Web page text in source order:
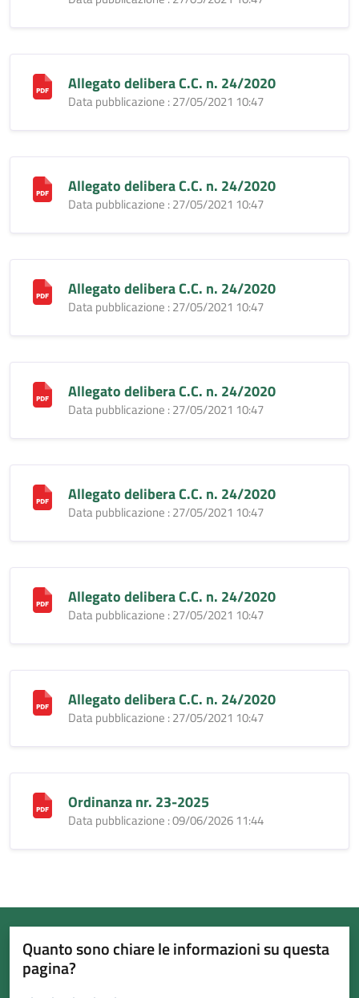
Allegato delibera C.C. n. 24/2020
Data pubblicazione : 27/05/2021 10:47
Allegato delibera C.C. n. 24/2020
Data pubblicazione : 27/05/2021 10:47
Allegato delibera C.C. n. 24/2020
Data pubblicazione : 27/05/2021 10:47
Allegato delibera C.C. n. 24/2020
Data pubblicazione : 27/05/2021 10:47
Allegato delibera C.C. n. 24/2020
Data pubblicazione : 27/05/2021 10:47
Allegato delibera C.C. n. 24/2020
Data pubblicazione : 27/05/2021 10:47
Allegato delibera C.C. n. 24/2020
Data pubblicazione : 27/05/2021 10:47
Ordinanza nr. 23-2025
Data pubblicazione : 09/06/2026 11:44
Quanto sono chiare le informazioni su questa
pagina?